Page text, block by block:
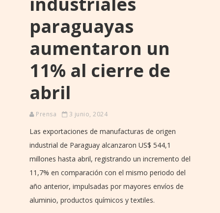
paraguayas
aumentaron un
11% al cierre de
abril
Prensa 3 junio, 2024
Las exportaciones de manufacturas de origen
industrial de Paraguay alcanzaron US$ 544,1
millones hasta abril, registrando un incremento del
11,7% en comparación con el mismo periodo del
año anterior, impulsadas por mayores envíos de
aluminio, productos químicos y textiles.